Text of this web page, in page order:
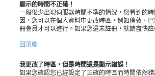
顯示的時間不正確！
一般很少出現伺服器時間不準的情況，您看到的
因，您可以在個人資料中更改時區，例如倫敦、
冊會員才可以進行。如果您還未註冊，就請盡快註
回頂端
我更改了時區，但是時間還是顯示錯誤！
如果您確認您已經設定了正確的時區而時間依然